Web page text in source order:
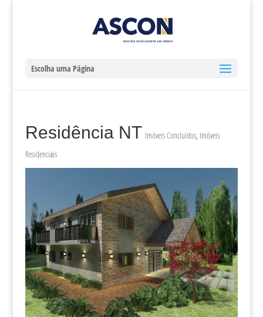
Escolha uma Página
Residência NT Imóveis Concluídos, Imóveis
Residenciais